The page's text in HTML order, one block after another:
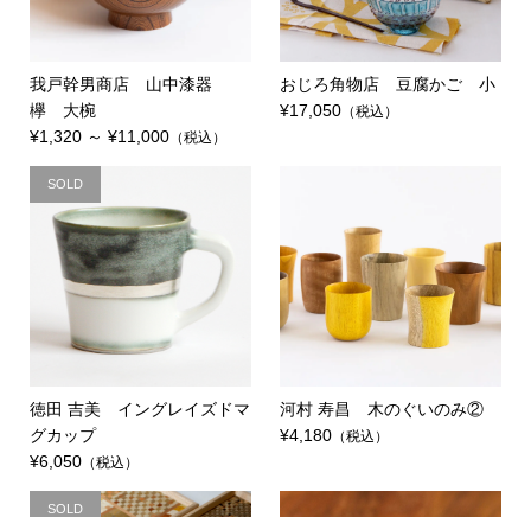
我戸幹男商店 山中漆器
欅 大椀
¥1,320 ～ ¥11,000（税込）
おじろ角物店 豆腐かご 小
¥17,050 （税込）
SOLD
徳田 吉美 イングレイズドマ
グカップ
¥6,050（税込）
河村 寿昌 木のぐいのみ②
¥4,180 （税込）
SOLD